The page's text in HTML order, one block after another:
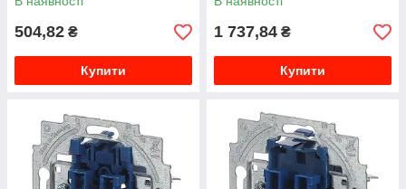
504,82 ₴
Купити
1 737,84 ₴
Купити